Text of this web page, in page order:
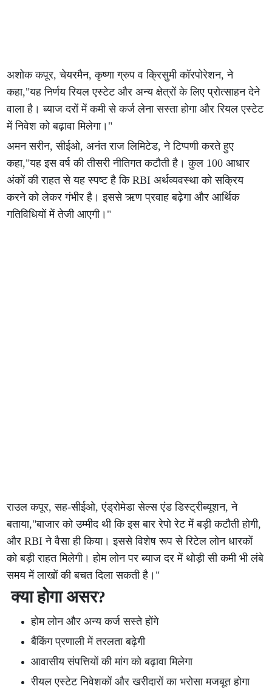
अशोक कपूर, चेयरमैन, कृष्णा ग्रुप व क्रिसुमी कॉरपोरेशन, ने
कहा,"यह निर्णय रियल एस्टेट और अन्य क्षेत्रों के लिए प्रोत्साहन देने
वाला है। ब्याज दरों में कमी से कर्ज लेना सस्ता होगा और रियल एस्टेट
में निवेश को बढ़ावा मिलेगा।"
अमन सरीन, सीईओ, अनंत राज लिमिटेड, ने टिप्पणी करते हुए
कहा,"यह इस वर्ष की तीसरी नीतिगत कटौती है। कुल 100 आधार
अंकों की राहत से यह स्पष्ट है कि RBI अर्थव्यवस्था को सक्रिय
करने को लेकर गंभीर है। इससे ऋण प्रवाह बढ़ेगा और आर्थिक
गतिविधियों में तेजी आएगी।"
राउल कपूर, सह-सीईओ, एंड्रोमेडा सेल्स एंड डिस्ट्रीब्यूशन, ने
बताया,"बाजार को उम्मीद थी कि इस बार रेपो रेट में बड़ी कटौती होगी,
और RBI ने वैसा ही किया। इससे विशेष रूप से रिटेल लोन धारकों
को बड़ी राहत मिलेगी। होम लोन पर ब्याज दर में थोड़ी सी कमी भी लंबे
समय में लाखों की बचत दिला सकती है।"
क्या होगा असर?
होम लोन और अन्य कर्ज सस्ते होंगे
बैंकिंग प्रणाली में तरलता बढ़ेगी
आवासीय संपत्तियों की मांग को बढ़ावा मिलेगा
रीयल एस्टेट निवेशकों और खरीदारों का भरोसा मजबूत होगा